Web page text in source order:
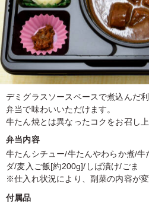
デミグラスソースベースで煮込んだ
弁当で味わいいただけます。
牛たん焼とは異なったコクをお召し上
弁当内容
牛たんシチュー/牛たんやわらか煮/牛
ダ/麦入ご飯[約200g]/しば漬け/ごま
※仕入れ状況により、副菜の内容が変
付属品